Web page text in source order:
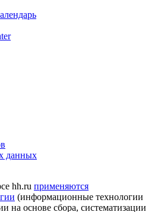
данных
hh.ru применяются
(информационные технологии
на основе сбора, систематизации